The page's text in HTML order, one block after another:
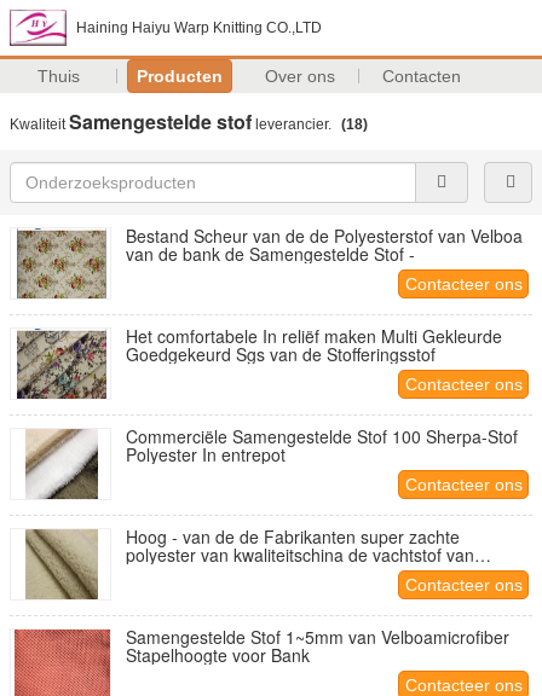
Haining Haiyu Warp Knitting CO.,LTD
Thuis Producten Over ons Contacten
KwaliteitSamengestelde stof leverancier. (18)
Bestand Scheur van de de Polyesterstof van Velboa
van de bank de Samengestelde Stof -
Contacteer ons
Het comfortabele In reliëf maken Multi Gekleurde
Goedgekeurd Sgs van de Stofferingsstof
Contacteer ons
Commerciële Samengestelde Stof 100 Sherpa-Stof
Polyester In entrepot
Contacteer ons
Hoog - van de de Fabrikanten super zachte
polyester van kwaliteitschina de vachtstof van
Contacteer ons
Samengestelde Stof 1~5mm van Velboamicrofiber
Stapelhoogte voor Bank
Contacteer ons